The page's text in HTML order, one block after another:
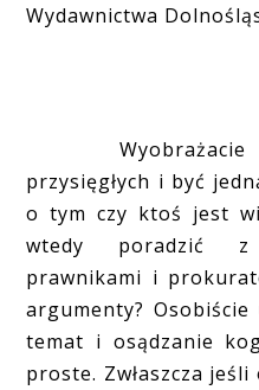
Wydawnictwa
Wyobrażacie
przysięgłych i być
o tym czy ktoś jest
wtedy poradzić z
prawnikami i
argumenty?
temat i osądzanie
proste. Zwłaszcza jeśli